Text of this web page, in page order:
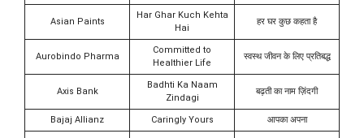
Asian Paints
Har Ghar Kuch Kehta
Hai
हर घर कुछ कहता है
Aurobindo Pharma
Committed to
Healthier Life
स्वस्थ जीवन के लिए प्रतिबद्ध
Axis Bank
Badhti Ka Naam
Zindagi
बढ़ती का नाम ज़िंदगी
Bajaj Allianz Caringly Yours आपका अपना